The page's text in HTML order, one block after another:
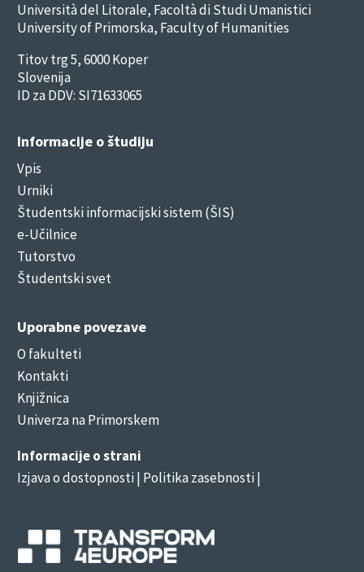
Università del Litorale, Facoltà di Studi Umanistici
University of Primorska, Faculty of Humanities
Titov trg 5, 6000 Koper
Slovenija
ID za DDV: SI71633065
Informacije o študiju
Vpis
Urniki
Študentski informacijski sistem (ŠIS)
e-Učilnice
Tutorstvo
Študentski svet
Uporabne povezave
O fakulteti
Kontakti
Knjižnica
Univerza na Primorskem
Informacije o strani
Izjava o dostopnosti| Politika zasebnosti |